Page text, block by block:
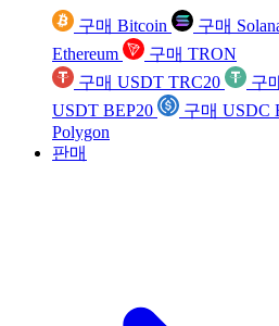
구매 Bitcoin 구매
Ethereum
구매 TRON
구매 USDT TRC20
구
USDT BEP20
구매 USDC
Polygon
판매